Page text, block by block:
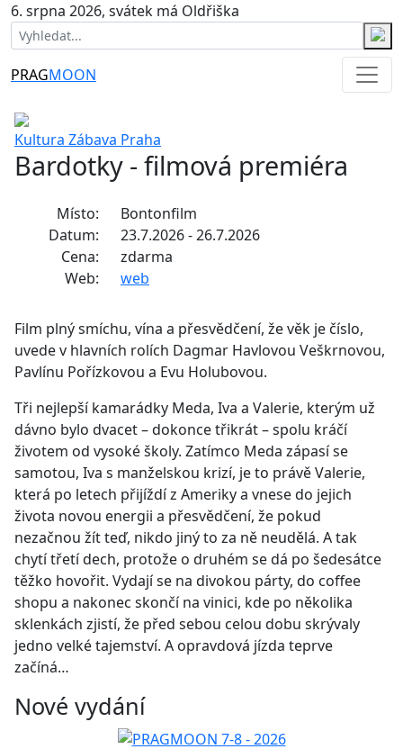
6. srpna 2026, svátek má Oldřiška
PRAGMOON
Kultura Zábava Praha
Bardotky - filmová premiéra
Místo:
Bontonfilm
Datum:
23.7.2026 - 26.7.2026
Cena:
zdarma
Web:
web
Film plný smíchu, vína a přesvědčení, že věk je číslo,
uvede v hlavních rolích Dagmar Havlovou Veškrnovou,
Pavlínu Pořízkovou a Evu Holubovou.
Tři nejlepší kamarádky Meda, Iva a Valerie, kterým už
dávno bylo dvacet – dokonce třikrát – spolu kráčí
životem od vysoké školy. Zatímco Meda zápasí se
samotou, Iva s manželskou krizí, je to právě Valerie,
která po letech přijíždí z Ameriky a vnese do jejich
života novou energii a přesvědčení, že pokud
nezačnou žít teď, nikdo jiný to za ně neudělá. A tak
chytí třetí dech, protože o druhém se dá po šedesátce
těžko hovořit. Vydají se na divokou párty, do coffee
shopu a nakonec skončí na vinici, kde po několika
sklenkách zjistí, že před sebou celou dobu skrývaly
jedno velké tajemství. A opravdová jízda teprve
začíná…
Nové vydání